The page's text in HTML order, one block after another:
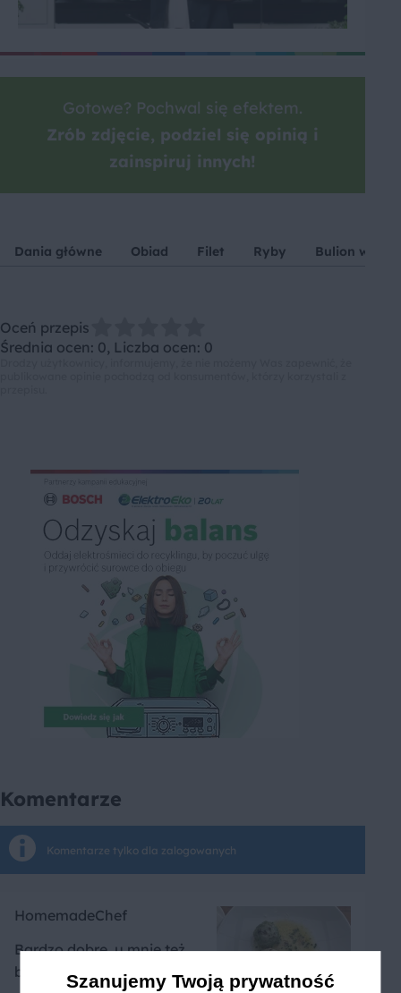
Gotowe? Pochwal się efektem.
Zrób zdjęcie, podziel się opinią i
zainspiruj innych!
Dania główne Obiad Filet Ryby Bulion
Oceń przepis
Średnia ocen: 0, Liczba ocen: 0
Komentarze
Komentarze tylko dla zalogowanych
HomemadeChef
Bardzo dobre, u mnie też
była wersja z burakiem
Szanujemy Twoją prywatność